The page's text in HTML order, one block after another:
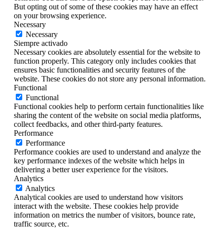
But opting out of some of these cookies may have an effect
on your browsing experience.
Necessary
Necessary
Siempre activado
Necessary cookies are absolutely essential for the website to
function properly. This category only includes cookies that
ensures basic functionalities and security features of the
website. These cookies do not store any personal information.
Functional
Functional
Functional cookies help to perform certain functionalities like
sharing the content of the website on social media platforms,
collect feedbacks, and other third-party features.
Performance
Performance
Performance cookies are used to understand and analyze the
key performance indexes of the website which helps in
delivering a better user experience for the visitors.
Analytics
Analytics
Analytical cookies are used to understand how visitors
interact with the website. These cookies help provide
information on metrics the number of visitors, bounce rate,
traffic source, etc.